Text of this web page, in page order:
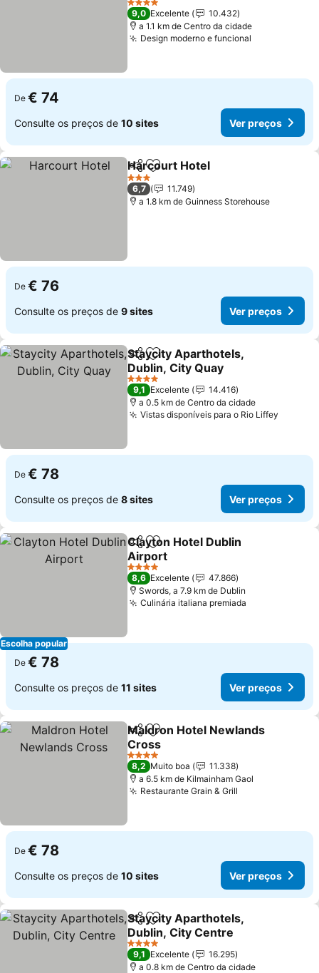
Ver preços
4 Estrelas
9,0 Excelente
10.432
a 1.1 km de Centro da cidade
Design moderno e funcional
De € 74
Consulte os preços de 10 sites Ver preços
PartilharAdicionar aos favoritos
Harcourt Hotel
3 Estrelas
6,7
11.749
a 1.8 km de Guinness Storehouse
De € 76
Consulte os preços de 9 sites Ver preços
PartilharAdicionar aos favoritos
Staycity Aparthotels,
Dublin, City Quay
Ver preços
4 Estrelas
9,1 Excelente
14.416
a 0.5 km de Centro da cidade
Vistas disponíveis para o Rio Liffey
De € 78
Consulte os preços de 8 sites Ver preços
Escolha popular
PartilharAdicionar aos favoritos
Clayton Hotel Dublin
Airport
Ver preços
4 Estrelas
8,6 Excelente
47.866
Swords, a 7.9 km de Dublin
Culinária italiana premiada
De € 78
Consulte os preços de 11 sites Ver preços
PartilharAdicionar aos favoritos
Maldron Hotel Newlands
Cross
Ver preços
4 Estrelas
8,2 Muito boa
11.338
a 6.5 km de Kilmainham Gaol
Restaurante Grain & Grill
De € 78
Consulte os preços de 10 sites Ver preços
PartilharAdicionar aos favoritos
Staycity Aparthotels,
Dublin, City Centre
Ver preços
4 Estrelas
9,1 Excelente
16.295
a 0.8 km de Centro da cidade